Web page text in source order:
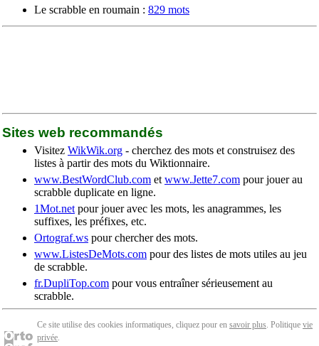
Le scrabble en roumain : 829 mots
Sites web recommandés
Visitez WikWik.org - cherchez des mots et construisez des
listes à partir des mots du Wiktionnaire.
www.BestWordClub.com et www.Jette7.com pour jouer au
scrabble duplicate en ligne.
1Mot.net pour jouer avec les mots, les anagrammes, les
suffixes, les préfixes, etc.
Ortograf.ws pour chercher des mots.
www.ListesDeMots.com pour des listes de mots utiles au jeu
de scrabble.
fr.DupliTop.com pour vous entraîner sérieusement au
scrabble.
Ce site utilise des cookies informatiques, cliquez pour en savoir plus. Politique vie
privée.